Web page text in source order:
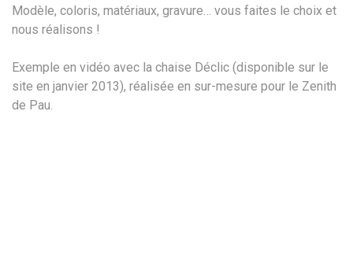
Modèle, coloris, matériaux, gravure… vous faites le choix et
nous réalisons !
Exemple en vidéo avec la chaise Déclic (disponible sur le
site en janvier 2013), réalisée en sur-mesure pour le Zenith
de Pau.